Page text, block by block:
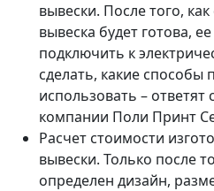
вывески. После того,
вывеска будет готова,
подключить к
сделать, какие способы
использовать – ответят
компании Поли Принт
Расчет стоимости
вывески. Только после
определен дизайн,